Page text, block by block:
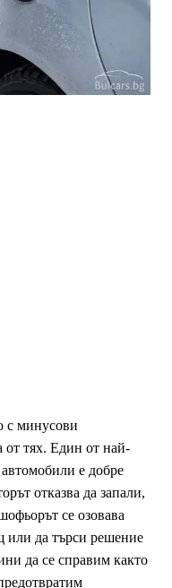
с минусови
от тях. Един от най-
е добре
отказва да запали,
се озовава
или да търси решение
да се справим както